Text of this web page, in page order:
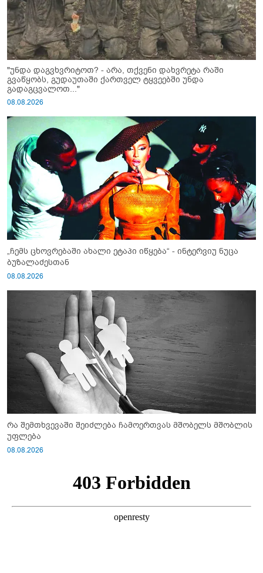
"უნდა დაგვხვრიტოთ? - არა, თქვენი დახვრეტა რაში
გვაწყობს, გუდაუთაში ქართველ ტყვეებში უნდა
გადაგცვალოთ..."
08.08.2026
„ჩემს ცხოვრებაში ახალი ეტაპი იწყება“ - ინტერვიუ ნუცა
ბუზალაძესთან
08.08.2026
რა შემთხვევაში შეიძლება ჩამოერთვას მშობელს მშობლის
უფლება
08.08.2026